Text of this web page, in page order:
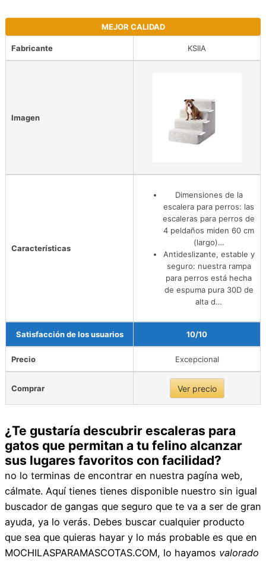
MEJOR CALIDAD
Fabricante KSIIA
Imagen
Características
Dimensiones de la
escalera para perros: las
escaleras para perros de
4 peldaños miden 60 cm
(largo)…
Antideslizante, estable y
seguro: nuestra rampa
para perros está hecha
de espuma pura 30D de
alta d…
Satisfacción de los usuarios 10/10
Precio Excepcional
Comprar Ver precio
¿Te gustaría descubrir escaleras para
gatos que permitan a tu felino alcanzar
sus lugares favoritos con facilidad?
no lo terminas de encontrar en nuestra pagína web,
cálmate. Aquí tienes tienes disponible nuestro sin igual
buscador de gangas que seguro que te va a ser de gran
ayuda, ya lo verás. Debes buscar cualquier producto
que sea que quieras hayar y lo más probable es que en
MOCHILASPARAMASCOTAS.COM, lo hayamos valorado